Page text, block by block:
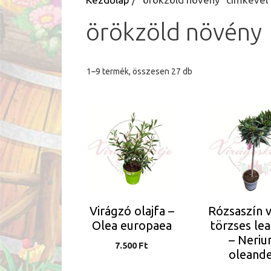
örökzöld növény
1–9 termék, összesen 27 db
Virágzó olajfa –
Olea europaea
7.500Ft
Rózsaszín
törzses
–